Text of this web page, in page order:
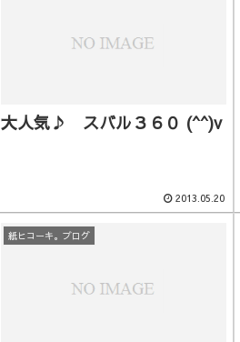
大人気♪ スバル３６０ (^^)v
2013.05.20
紙ヒコーキ。ブログ